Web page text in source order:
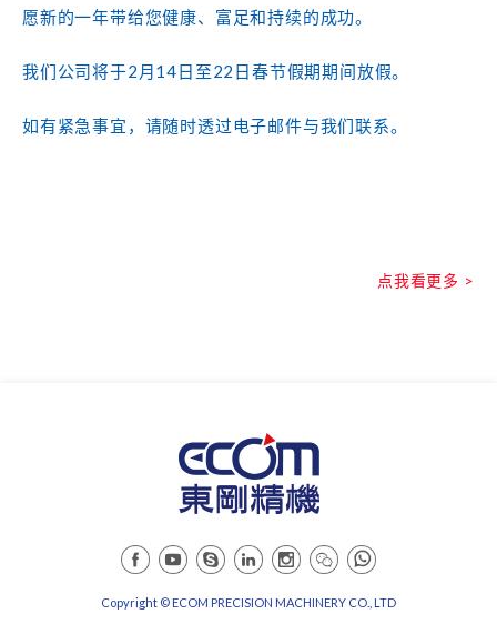
愿新的一年带给您健康、富足和持续的成功。
我们公司将于2 月 14 日至22 日春节假期期间放假。
如有紧急事宜，请随时透过电子邮件与我们联系。
点我看更多 >
Copyright © ECOM PRECISION MACHINERY CO., LTD